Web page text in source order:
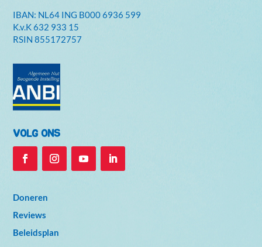
IBAN: NL64 ING B000 6936 599
K.v.K632 933 15
RSIN 855172757
VOLG ONS
Doneren
Reviews
Beleidsplan